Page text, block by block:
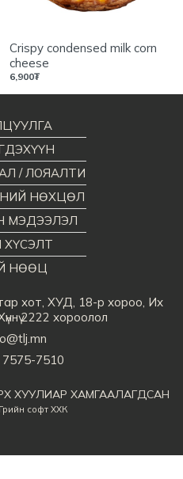
Crispy condensed milk corn
cheese
6,900₮
хот, ХУД, 18-р хороо, Их
2222 хороолол
7575-7510
/ ЛОЯАЛТИ
НӨХЦӨЛ
МЭДЭЭЛЭЛ
НӨӨЦ
ХУУЛИАР ХАМГААЛАГДСАН
Грийн софт ХХК